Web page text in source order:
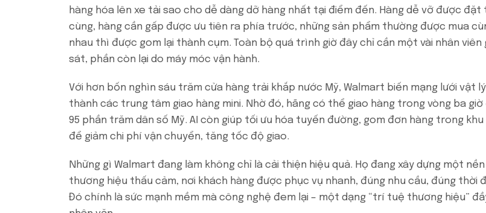
hàng hóa lên xe tải sao cho dễ dàng dỡ hàng nhất tại điểm đến. Hàng dễ vỡ được đặt
cùng, hàng cần gấp được ưu tiên ra phía trước, những sản phẩm thường được mua
nhau thì được gom lại thành cụm. Toàn bộ quá trình giờ đây chỉ cần một vài nhân viên
sát, phần còn lại do máy móc vận hành.
Với hơn bốn nghìn sáu trăm cửa hàng trải khắp nước Mỹ, Walmart biến mạng lưới vật lý
thành các trung tâm giao hàng mini. Nhờ đó, hãng có thể giao hàng trong vòng ba giờ
95 phần trăm dân số Mỹ. AI còn giúp tối ưu hóa tuyến đường, gom đơn hàng trong khu
để giảm chi phí vận chuyển, tăng tốc độ giao.
Những gì Walmart đang làm không chỉ là cải thiện hiệu quả. Họ đang xây dựng một
thương hiệu thấu cảm, nơi khách hàng được phục vụ nhanh, đúng nhu cầu, đúng thời
Đó chính là sức mạnh mềm mà công nghệ đem lại – một dạng “trí tuệ thương hiệu”